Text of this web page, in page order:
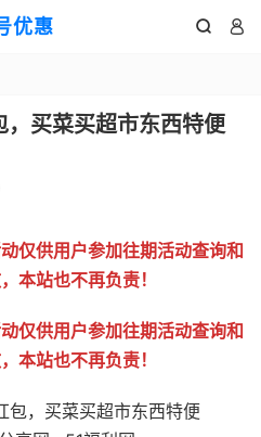
优惠  
买菜买超市东西特便
仅供用户参加往期活动查询和
本站也不再负责！
仅供用户参加往期活动查询和
本站也不再负责！